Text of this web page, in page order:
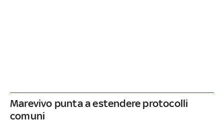
Marevivo punta a estendere protocolli
comuni